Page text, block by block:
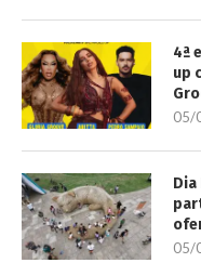
4ª
up
05/
05/